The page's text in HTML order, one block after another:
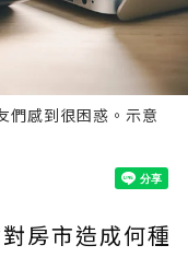
們感到很困惑。示意
房市造成何種